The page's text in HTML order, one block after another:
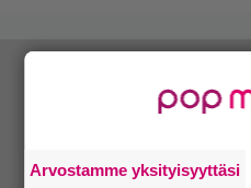
Arvostamme yksityisyyttäsi